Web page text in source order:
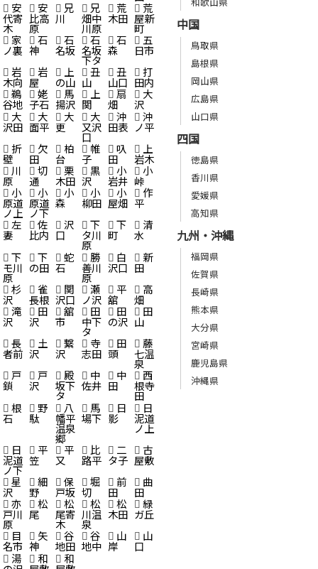
安
代寄
木
安
比高
原
兄
川
兄
畑中
川原
荒
木田
荒
屋新
町
家
ノ裏
石
神
石
名坂
石
名坂
下タ
石
森
五
日市
岩
木向
岩
屋
上
の山
丑
山
丑
山口
打
田内
鵜
谷地
姥
子石
馬
揚沢
上
関
扇
畑
大
沢
大
沢田
大
面平
大
更
大
又沢
口
沖
田表
沖
ノ平
折
壁
欠
田
柏
台
帷
子
叺
田
上
岩木
川
原
切
通
栗
木田
黒
沢
小
岩井
小
峠
小
原道
ノ上
小
原道
ノ下
小
森
小
柳田
小
屋畑
作
平
左
妻
佐
比内
沢
口
下
タ川
原
下
町
清
水
下
モ川
原
下
の田
蛇
石
勝
善川
原
白
沢口
新
田
杉
沢
雀
長根
関
沢口
瀬
ノ沢
平
舘
高
畑
滝
沢
田
沢
舘
市
田
中下
タ
田
の沢
田
山
長
者前
土
沢
繋
沢
寺
志田
田
頭
藤
七温
泉
戸
鎖
戸
沢
殿
坂下
タ
中
佐井
中
田
西
根寺
田
根
石
野
駄
八
幡平
温泉
郷
馬
場下
日
影
日
泥道
ノ上
日
泥道
ノ下
平
笠
平
又
比
路平
二
タ子
古
屋敷
星
沢
細
野
保
戸坂
堀
切
前
田
曲
田
亦
戸川
原
松
尾
松
尾寄
木
松
川温
泉
松
木田
緑
ガ丘
目
名市
矢
神
谷
地田
谷
地中
山
岸
山
口
湯 和 和
中国
鳥取県
島根県
岡山県
広島県
山口県
四国
徳島県
香川県
愛媛県
高知県
九州・沖縄
福岡県
佐賀県
長崎県
熊本県
大分県
宮崎県
鹿児島県
沖縄県